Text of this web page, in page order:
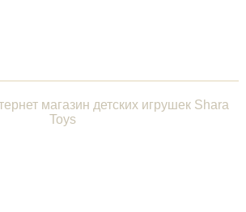
магазин детских игрушек Shara
Toys